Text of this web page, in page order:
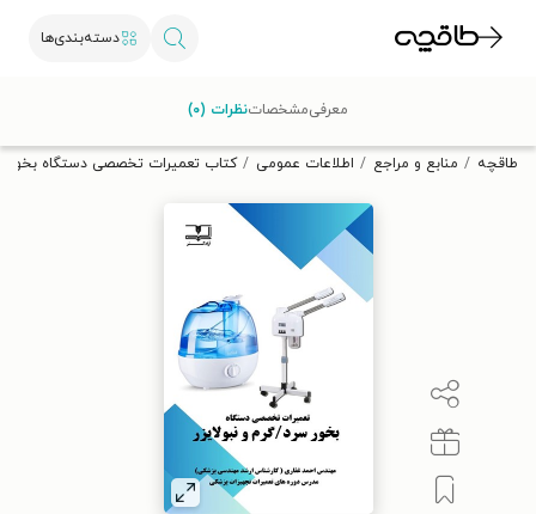
دسته‌بندی‌ها
تخفیف از طاقچه دریافت کن.
طاقچه منابع و مراجع اطلاعات عمومی کتاب تعمیرات تخصصی دستگاه بخور
معرفیمشخصاتنظرات (۰)